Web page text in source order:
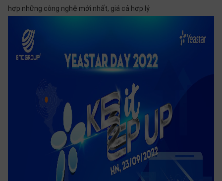
hợp những công nghệ mới nhất, giá cả hợp lý
Hỗ